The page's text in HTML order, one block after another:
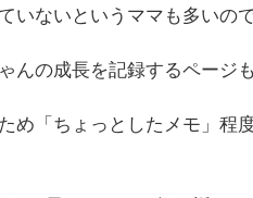
いないというママも多いの
んの成長を記録するページ
め「ちょっとしたメモ」程